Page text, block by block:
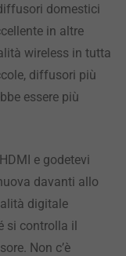
domestici
in altre
wireless in tutta
diffusori più
essere più
e godetevi
davanti allo
digitale
si controlla il
Non c’è